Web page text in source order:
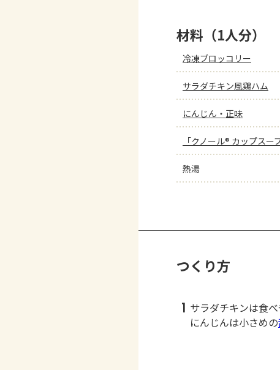
材料（1人分）
冷凍ブロッコリー
サラダチキン風鶏ハム
にんじん・正味
「クノール® カップス
熱湯
つくり方
1 サラダチキンは食
にんじんは小さめの